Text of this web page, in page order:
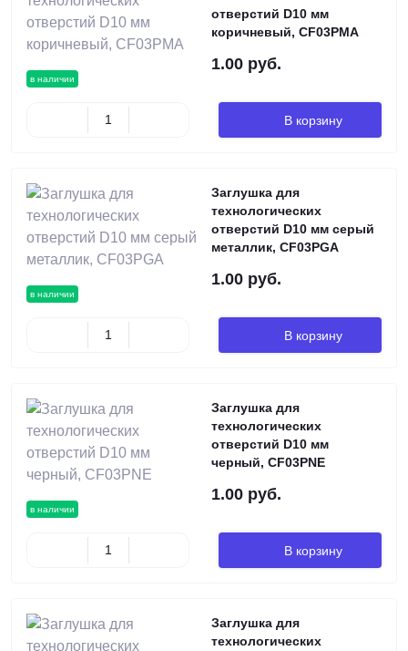
в наличии
отверстий D10 мм
коричневый, CF03PMA
1.00 руб.
В корзину
в наличии
Заглушка для
технологических
отверстий D10 мм серый
металлик, CF03PGA
1.00 руб.
В корзину
в наличии
Заглушка для
технологических
отверстий D10 мм
черный, CF03PNE
1.00 руб.
В корзину
Заглушка для
технологических